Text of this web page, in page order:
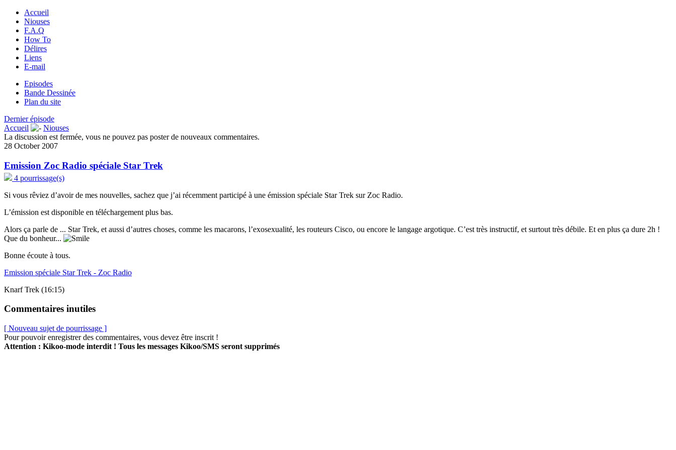
Accueil
Niouses
F.A.Q
How To
Délires
Liens
E-mail
Episodes
Bande Dessinée
Plan du site
Dernier épisode
Accueil
Niouses
La discussion est fermée, vous ne pouvez pas poster de nouveaux commentaires.
28 October 2007
Emission Zoc Radio spéciale Star Trek
4 pourrissage(s)
Si vous rêviez d’avoir de mes nouvelles, sachez que j’ai récemment participé à une émission spéciale Star Trek sur Zoc Radio.
L’émission est disponible en téléchargement plus bas.
Alors ça parle de ... Star Trek, et aussi d’autres choses, comme les macarons, l’exosexualité, les routeurs Cisco, ou encore le langage argotique. C’est très instructif, et surtout très débile. Et en plus ça dure 2h !
Que du bonheur...
Bonne écoute à tous.
Emission spéciale Star Trek - Zoc Radio
Knarf Trek (16:15)
Commentaires inutiles
[ Nouveau sujet de pourrissage ]
Pour pouvoir enregistrer des commentaires, vous devez être inscrit !
Attention : Kikoo-mode interdit ! Tous les messages Kikoo/SMS seront supprimés